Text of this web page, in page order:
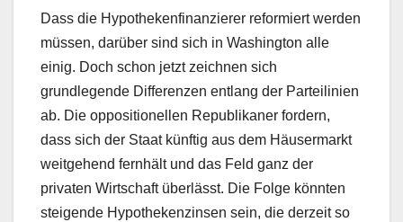
Dass die Hypothekenfinanzierer reformiert werden
müssen, darüber sind sich in Washington alle
einig. Doch schon jetzt zeichnen sich
grundlegende Differenzen entlang der Parteilinien
ab. Die oppositionellen Republikaner fordern,
dass sich der Staat künftig aus dem Häusermarkt
weitgehend fernhält und das Feld ganz der
privaten Wirtschaft überlässt. Die Folge könnten
steigende Hypothekenzinsen sein, die derzeit so